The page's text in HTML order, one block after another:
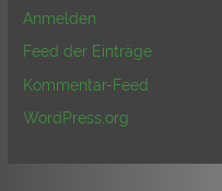
Anmelden
Feed der Einträge
Kommentar-Feed
WordPress.org